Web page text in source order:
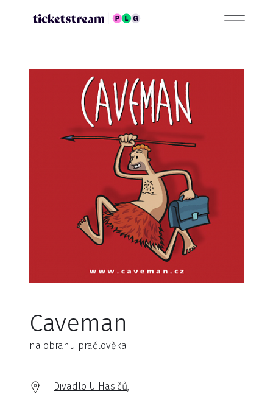
Caveman
na obranu pračlověka
Divadlo U Hasičů,